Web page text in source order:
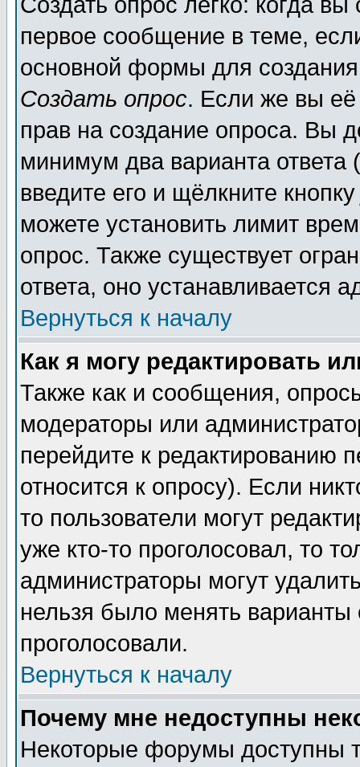
первое сообщение в теме,
основной формы для
Создать опрос. Если же вы её
прав на создание опроса. Вы
минимум два варианта ответа
введите его и щёлкните
можете установить лимит
опрос. Также существует
ответа, оно устанавливается
Вернуться к началу
Как я могу редактировать
Также как и сообщения,
модераторы или
перейдите к редактированию
относится к опросу). Если
то пользователи могут
уже кто-то проголосовал, то
администраторы могут
нельзя было менять
проголосовали.
Вернуться к началу
Почему мне недоступны
Некоторые форумы доступны